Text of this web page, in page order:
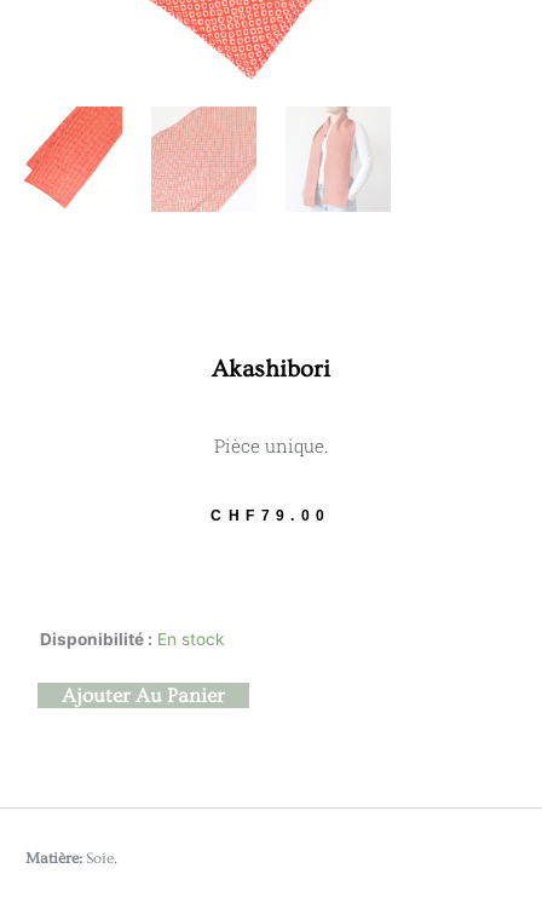
Akashibori
Pièce unique.
CHF 79.00
Disponibilité : En stock
quantité
Akashibori
Ajouter Au Panier
Matière: Soie.